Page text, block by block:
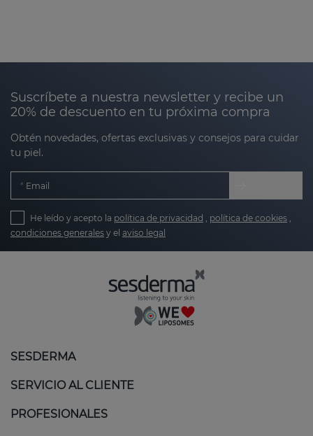
Suscríbete a nuestra newsletter y recibe un
20% de descuento en tu próxima compra
Obtén novedades, ofertas exclusivas y consejos para cuidar
tu piel.
Email
He leído y acepto la política de privacidad política de cookies
condiciones generales y el aviso legal
SESDERMA
SERVICIO AL CLIENTE
PROFESIONALES